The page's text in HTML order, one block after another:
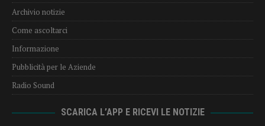
Archivio notizie
Come ascoltarci
Informazione
Pubblicità per le Aziende
Radio Sound
SCARICA L’APP E RICEVI LE NOTIZIE